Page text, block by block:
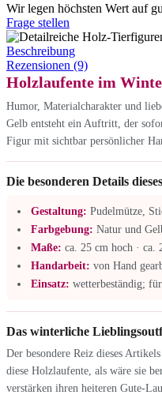
Wir legen höchsten Wert auf
Frage stellen
Beschreibung
Rezensionen (9)
Holzlaufente im
Humor, Materialcharakter und
Gelb entsteht ein Auftritt, der
Figur mit sichtbar persönlicher
Die besonderen Details
Gestaltung: Pudelmütze,
Farbgebung: Natur und
Maße: ca. 25 cm hoch · ca.
Handarbeit: von Hand
Einsatz: wetterbeständig;
Das winterliche
Der besondere Reiz dieses
diese Holzlaufente, als wäre sie
verstärken ihren heiteren Gute-